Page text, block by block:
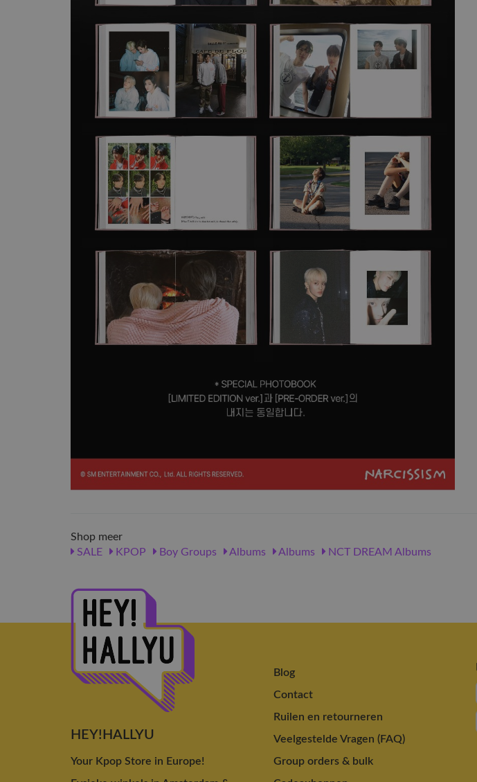
Shop meer
SALE
KPOP Boy Groups Albums Albums NCT DREAM Albums
HEY!HALLYU
Your Kpop Store in Europe!
Blog
Contact
Ruilen en retourneren
Veelgestelde Vragen (FAQ)
Group orders & bulk